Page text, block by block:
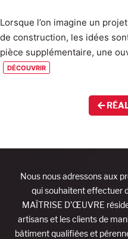
Lorsque l’on imagine un
de construction, les idées
pièce supplémentaire, une
découvrir
Nous nous adressons aux
qui souhaitent effectuer
MAÎTRISE D’ŒUVRE
artisans et les clients de
bâtiment qualifiées et